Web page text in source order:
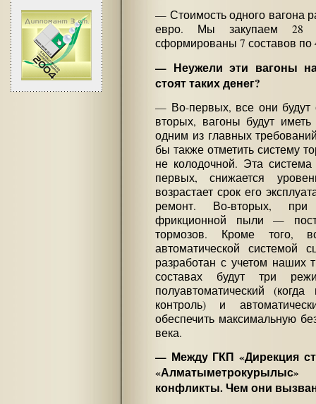
— Стоимость одного вагона
евро. Мы закупаем 28
сформированы 7 составов по
— Неужели эти вагоны
стоят таких денег?
— Во-первых, все они будут
вторых, вагоны будут
одним из главных
бы также отметить систему
не колодочной. Эта
первых, снижается
возрастает срок его
ремонт. Во-вторых,
фрикционной пыли —
тормозов. Кроме того,
автоматической системой
разработан с учетом наших
составах будут три
полуавтоматический
контроль) и
обеспечить максимальную
века.
— Между ГКП «Дирекция
конфликты. Чем они